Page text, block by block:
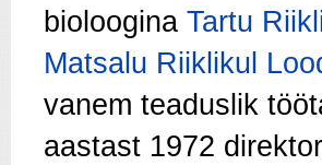
bioloogina Tartu
Matsalu Riiklikul
vanem teaduslik
aastast 1972